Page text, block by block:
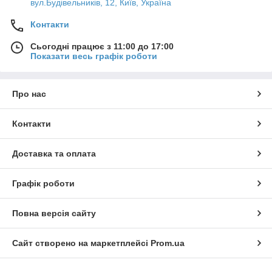
вул.Будівельників, 12, Київ, Україна
Контакти
Сьогодні працює з 11:00 до 17:00
Показати весь графік роботи
Про нас
Контакти
Доставка та оплата
Графік роботи
Повна версія сайту
Сайт створено на маркетплейсі Prom.ua